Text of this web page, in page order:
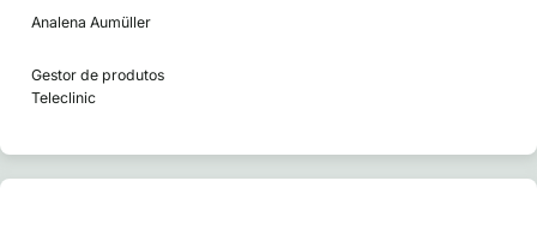
Analena Aumüller
Gestor de produtos
Teleclinic